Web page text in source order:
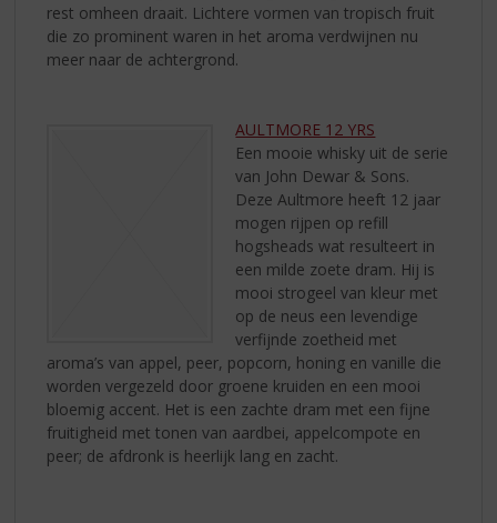
rest omheen draait. Lichtere vormen van tropisch fruit
die zo prominent waren in het aroma verdwijnen nu
meer naar de achtergrond.
AULTMORE 12 YRS
Een mooie whisky uit de serie
van John Dewar & Sons.
Deze Aultmore heeft 12 jaar
mogen rijpen op refill
hogsheads wat resulteert in
een milde zoete dram. Hij is
mooi strogeel van kleur met
op de neus een levendige
verfijnde zoetheid met
aroma’s van appel, peer, popcorn, honing en vanille die
worden vergezeld door groene kruiden en een mooi
bloemig accent. Het is een zachte dram met een fijne
fruitigheid met tonen van aardbei, appelcompote en
peer; de afdronk is heerlijk lang en zacht.